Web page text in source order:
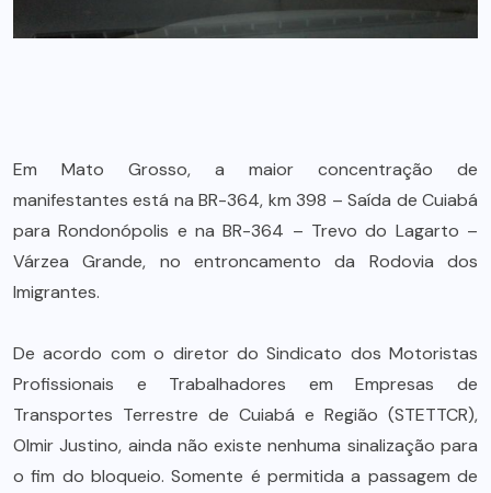
Em Mato Grosso, a maior concentração de
manifestantes está na BR-364, km 398 – Saída de Cuiabá
para Rondonópolis e na BR-364 – Trevo do Lagarto –
Várzea Grande, no entroncamento da Rodovia dos
Imigrantes.
De acordo com o diretor do Sindicato dos Motoristas
Profissionais e Trabalhadores em Empresas de
Transportes Terrestre de Cuiabá e Região (STETTCR),
Olmir Justino, ainda não existe nenhuma sinalização para
o fim do bloqueio. Somente é permitida a passagem de